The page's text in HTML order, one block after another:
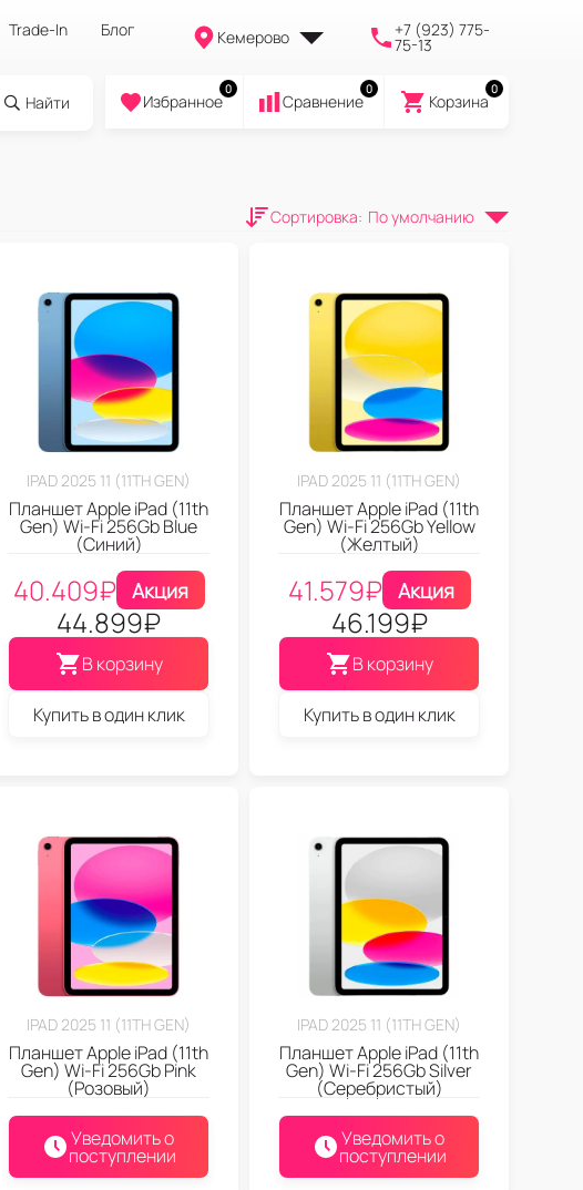
Trade-In Блог Кемерово +7 (923) 775-
75-13
Найти
0
Избранное
0
Cравнение
0
Корзина
Сортировка: По умолчанию
IPAD 2025 11 (11TH GEN)
Планшет Apple iPad (11th
Gen) Wi-Fi 256Gb Blue
(Синий)
40.409₽ Акция
44.899₽
В корзину
Купить в один клик
IPAD 2025 11 (11TH GEN)
Планшет Apple iPad (11th
Gen) Wi-Fi 256Gb Yellow
(Желтый)
41.579₽ Акция
46.199₽
В корзину
Купить в один клик
IPAD 2025 11 (11TH GEN)
Планшет Apple iPad (11th
Gen) Wi-Fi 256Gb Pink
(Розовый)
Уведомить о
поступлении
IPAD 2025 11 (11TH GEN)
Планшет Apple iPad (11th
Gen) Wi-Fi 256Gb Silver
(Серебристый)
Уведомить о
поступлении